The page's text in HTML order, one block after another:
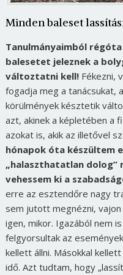
Minden baleset
Tanulmányaimból
balesetet jeleznek a
változtatni kell!Fékezni,
fogadja meg a tanácsukat,
körülmények késztetik
azt, akinek a képletében a
azokat is, akik az illetővel
hónapok óta készültem
„halaszthatatlan dolog”
vehessem ki a
erre az esztendőre nagy
sem jutott megnézni, vajon
igen, mikor. Igazából nem
felgyorsultak az
kellett állni. Másokkal
idő. Azt tudtam, hogy